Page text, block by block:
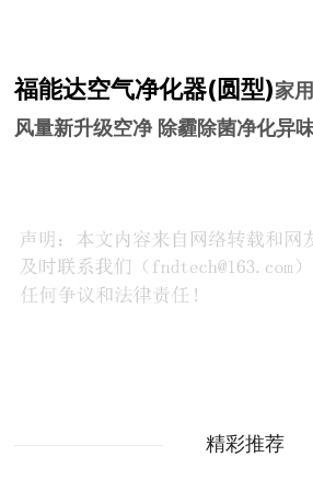
福能达空气净化器(圆型)家
风量新升级空净 除霾除菌净化异
精彩推荐